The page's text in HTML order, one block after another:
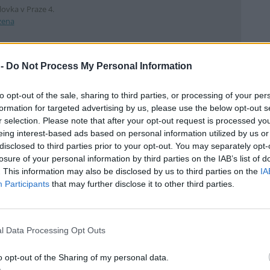
Do Not Process My Personal Information
opt-out of the sale, sharing to third parties, or processing of your
for targeted advertising by us, please use the below opt-out
selection. Please note that after your opt-out request is processed
interest-based ads based on personal information utilized by us
to third parties prior to your opt-out. You may separately
of your personal information by third parties on the IAB’s list of
This information may also be disclosed by us to third parties on the
Participants that may further disclose it to other third parties.
Data Processing Opt Outs
opt-out of the Sharing of my personal data.
v Praze 4.
vegetační střechy, vertikální zeleň nebo městské
Treewalker byla zeleň dříve vnímána v první
prvek. Dnes převažují především adaptační cíle a
je pro města velmi důležitá. Snižuje negativní vlivy
částice, snižuje teplotu v okolí, působí protihlukově,
funkci. Cílem je dosáhnout určitého podílu
pro vytvoření žádaného mikroklimatu z hlediska
prvků zelené infrastruktury zvyšuje hodnotu a
také infrastrukturu šedou, která představuje
o permanentní či mobilní protipovodňové